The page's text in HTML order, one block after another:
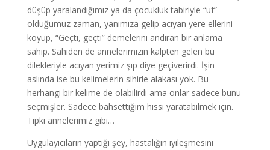
düşüp yaralandığımız ya da çocukluk tabiriyle “uf”
olduğumuz zaman, yanımıza gelip acıyan yere ellerini
koyup, “Geçti, geçti” demelerini andıran bir anlama
sahip. Sahiden de annelerimizin kalpten gelen bu
dilekleriyle acıyan yerimiz şıp diye geçiverirdi. İşin
aslında ise bu kelimelerin sihirle alakası yok. Bu
herhangi bir kelime de olabilirdi ama onlar sadece bunu
seçmişler. Sadece bahsettiğim hissi yaratabilmek için.
Tıpkı annelerimiz gibi…
Uygulayıcıların yaptığı şey, hastalığın iyileşmesini